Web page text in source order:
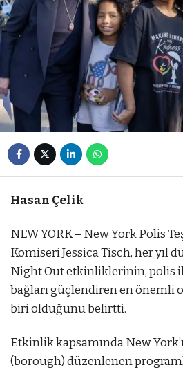
Hasan Çelik
NEW YORK – New York Polis
Komiseri Jessica Tisch, her yıl
Night Out etkinliklerinin, polis
bağları güçlendiren en önemli
biri olduğunu belirtti.
Etkinlik kapsamında New
(borough) düzenlenen